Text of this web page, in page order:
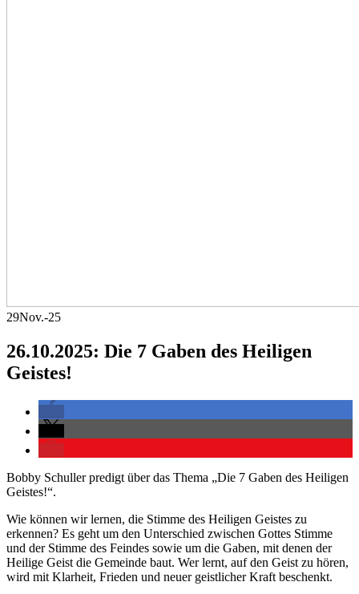
29Nov.-25
26.10.2025: Die 7 Gaben des Heiligen
Geistes!
Bobby Schuller predigt über das Thema „Die 7 Gaben des Heiligen
Geistes!“.
Wie können wir lernen, die Stimme des Heiligen Geistes zu
erkennen? Es geht um den Unterschied zwischen Gottes Stimme
und der Stimme des Feindes sowie um die Gaben, mit denen der
Heilige Geist die Gemeinde baut. Wer lernt, auf den Geist zu hören,
wird mit Klarheit, Frieden und neuer geistlicher Kraft beschenkt.